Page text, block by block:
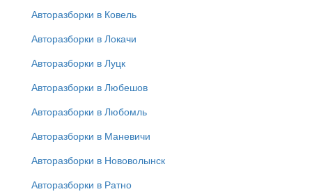
Авторазборки в Ковель
Авторазборки в Локачи
Авторазборки в Луцк
Авторазборки в Любешов
Авторазборки в Любомль
Авторазборки в Маневичи
Авторазборки в Нововолынск
Авторазборки в Ратно